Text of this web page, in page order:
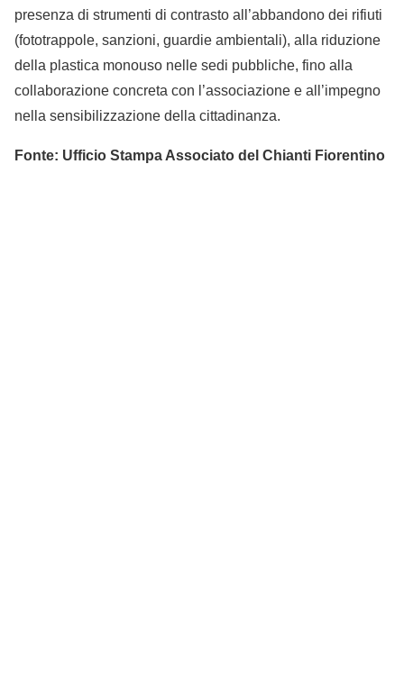
presenza di strumenti di contrasto all’abbandono dei rifiuti
(fototrappole, sanzioni, guardie ambientali), alla riduzione
della plastica monouso nelle sedi pubbliche, fino alla
collaborazione concreta con l’associazione e all’impegno
nella sensibilizzazione della cittadinanza.
Fonte: Ufficio Stampa Associato del Chianti Fiorentino